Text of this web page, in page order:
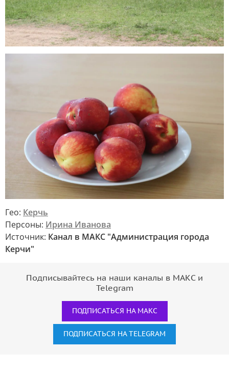
Гео: Керчь
Персоны: Ирина Иванова
Источник: Канал в МАКС "Администрация города
Керчи"
Подписывайтесь на наши каналы в МАКС и
Telegram
ПОДПИСАТЬСЯ НА МАКС
ПОДПИСАТЬСЯ НА TELEGRAM